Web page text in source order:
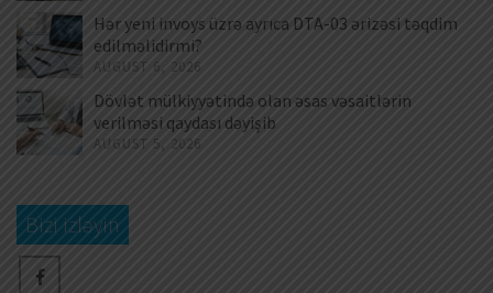
Hər yeni invoys üzrə ayrıca DTA-03 ərizəsi təqdim
edilməlidirmi?
AUGUST 6, 2026
Dövlət mülkiyyətində olan əsas vəsaitlərin
verilməsi qaydası dəyişib
AUGUST 5, 2026
Bizi izləyin